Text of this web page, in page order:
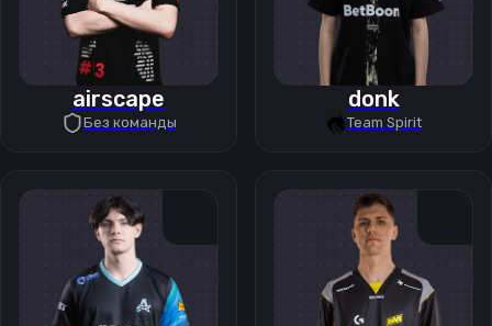
airscape
Без команды
donk
Team Spirit